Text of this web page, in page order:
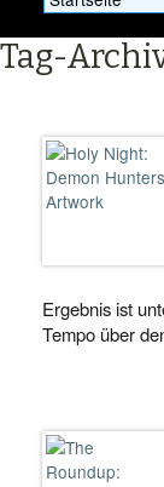
Tag-
Ergebnis ist
Tempo über